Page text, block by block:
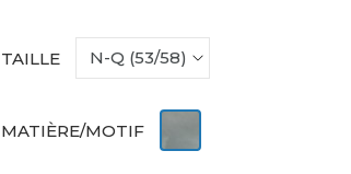
TAILLE
MATIÈRE/MOTIF